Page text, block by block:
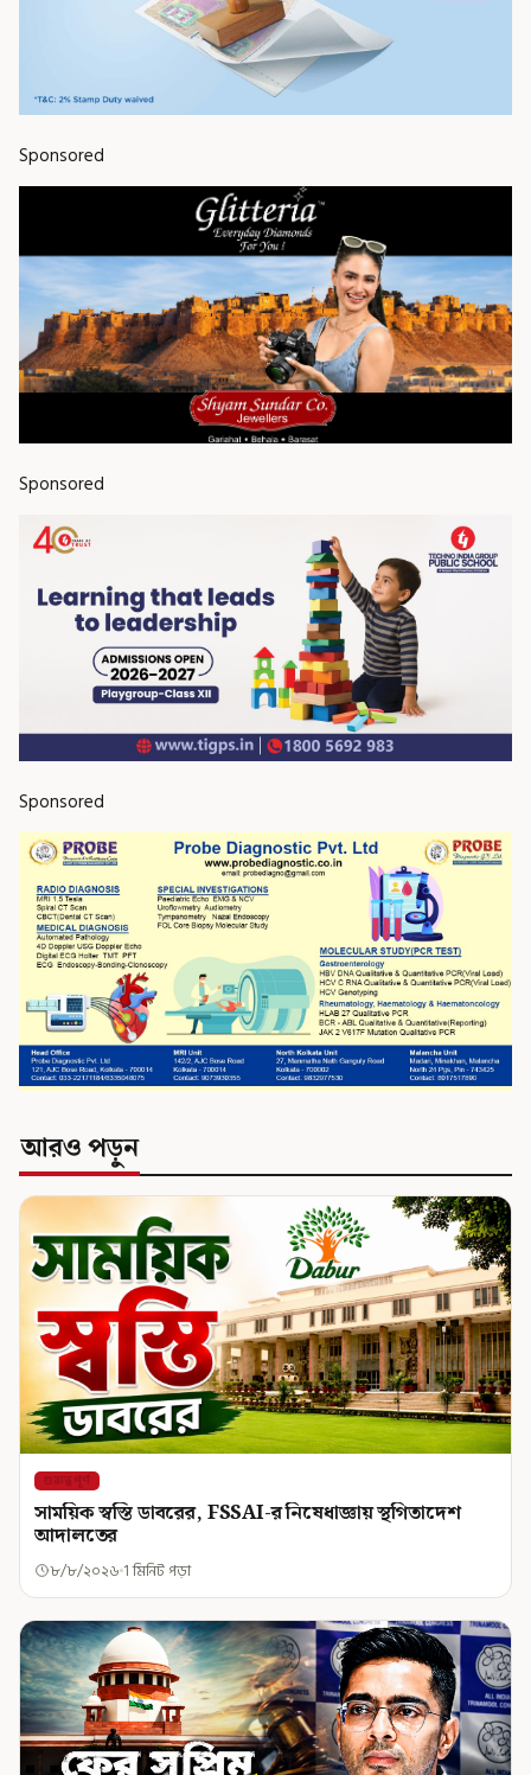
Sponsored
Sponsored
Sponsored
আরও পড়ুন
গুরুত্বপূর্ণ
সাময়িক স্বস্তি ডাবরের, FSSAI-র নিষেধাজ্ঞায় স্থগিতাদেশ
আদালতের
৮/৮/২০২৬ 1 মিনিট পড়া